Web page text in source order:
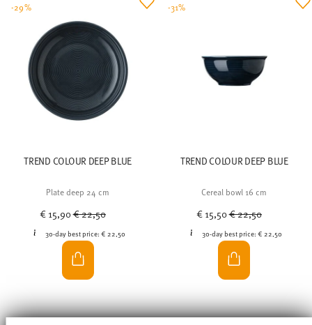
TREND COLOUR DEEP BLUE
Plate deep 24 cm
€ 15,90Price reduced from
€ 22,50
30-day best price:€ 22,50
-29%
TREND COLOUR DEEP BLUE
Cereal bowl 16 cm
€ 15,50Price reduced from
€ 22,50
30-day best price: € 22,50
-31%